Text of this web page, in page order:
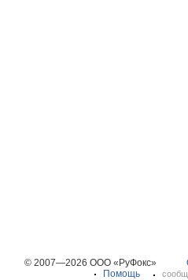
© 2007—2026 ООО «РуФокс»
Помощь